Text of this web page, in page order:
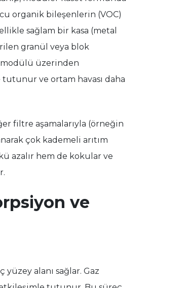
organik bileşenlerin (VOC)
sağlam bir kasa (metal
granül veya blok
modülü üzerinden
ve ortam havası daha
filtre aşamalarıyla (örneğin
çok kademeli arıtım
azalır hem de kokular ve
ve
alanı sağlar. Gaz